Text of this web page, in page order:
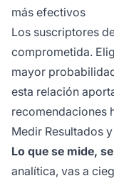
más efectivos
Los suscriptores
comprometida.
mayor
esta relación
recomendaciones
Medir Resultados
Lo que se mide,
analítica, vas a